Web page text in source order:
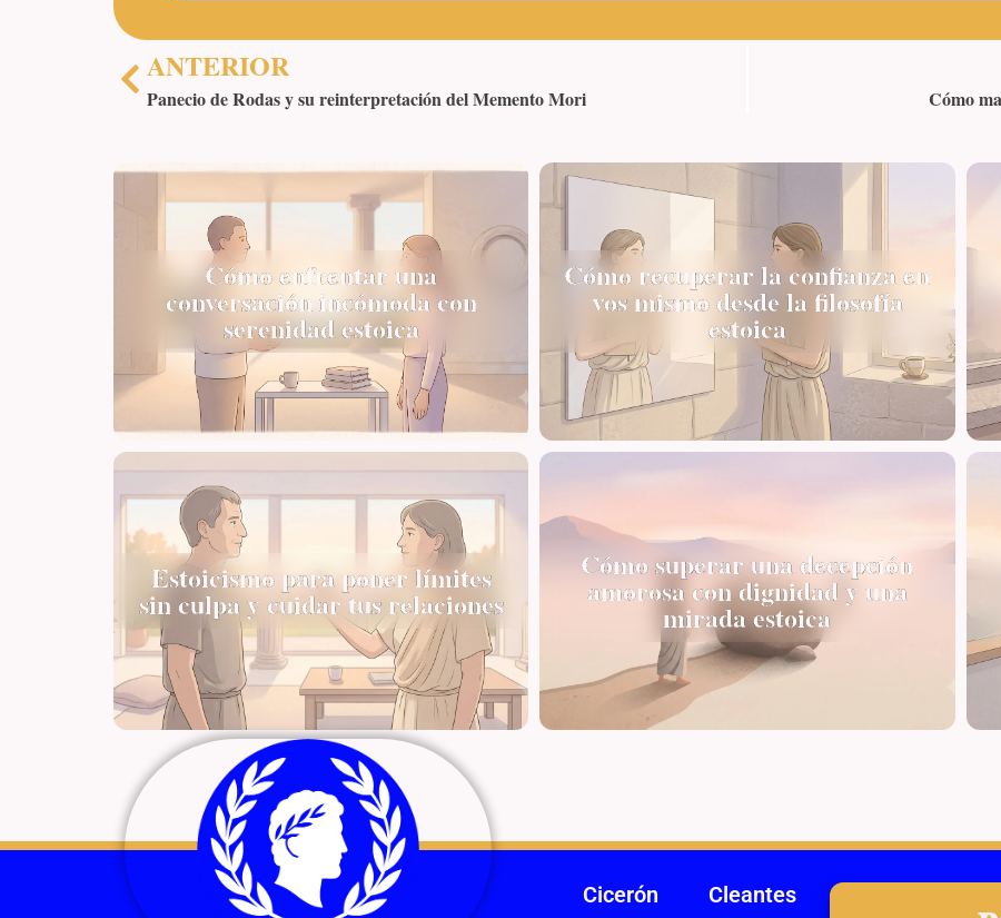
ANTERIOR
Panecio de Rodas y su reinterpretación del Memento Mori Cómo
Cómo enfrentar una
conversación incómoda con
serenidad estoica
Cómo recuperar la confianza en
vos mismo desde la filosofía
estoica
Estoicismo para poner límites
sin culpa y cuidar tus relaciones
Cómo superar una decepción
amorosa con dignidad y una
mirada estoica
Cicerón Cleantes